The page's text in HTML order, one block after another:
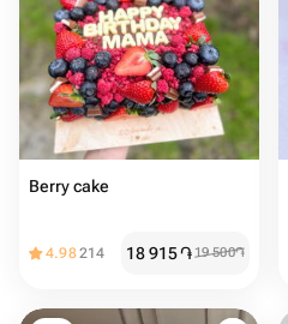
Berry cake
4.98214 18 915֏19 500֏